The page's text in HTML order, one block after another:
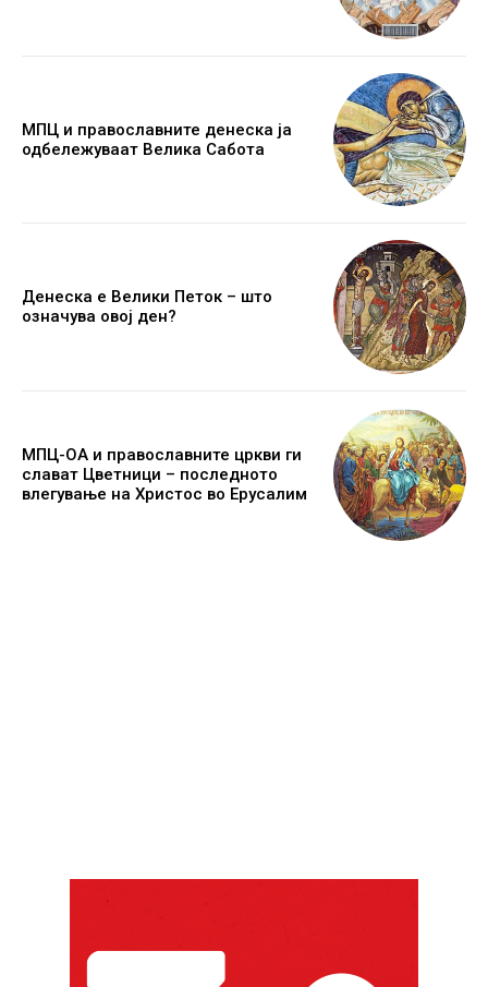
МПЦ и православните денеска ја
одбележуваат Велика Сабота
Денеска е Велики Петок – што
означува овој ден?
МПЦ-ОА и православните цркви ги
слават Цветници – последното
влегување на Христос во Ерусалим